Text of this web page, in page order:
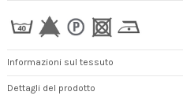
Informazioni sul tessuto
Dettagli del prodotto